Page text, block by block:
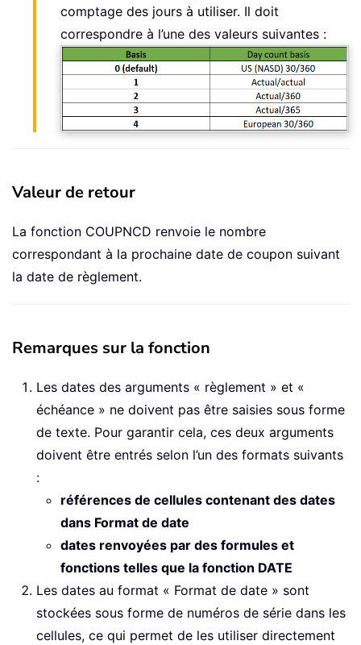
comptage des jours à utiliser. Il doit
correspondre à l’une des valeurs suivantes :
Valeur de retour
La fonction COUPNCD renvoie le nombre
correspondant à la prochaine date de coupon suivant
la date de règlement.
Remarques sur la fonction
Les dates des arguments « règlement » et «
échéance » ne doivent pas être saisies sous forme
de texte. Pour garantir cela, ces deux arguments
doivent être entrés selon l’un des formats suivants
:
références de cellules contenant des dates
dans Format de date
dates renvoyées par des formules et
fonctions telles que la fonction DATE
Les dates au format « Format de date » sont
stockées sous forme de numéros de série dans les
cellules, ce qui permet de les utiliser directement